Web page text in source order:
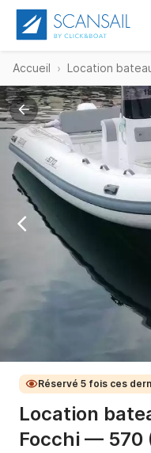
Accueil Location
Réservé 5 fois ces
Location
Focchi — 570